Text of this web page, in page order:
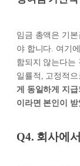
임금 총액은 기
야 합니다. 여기
함되지 않는다는
일률적, 고정적
게 동일하게 지
이라면 본인이
Q4. 회사에